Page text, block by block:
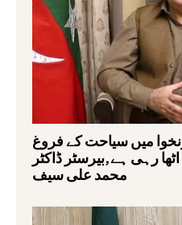
میں سیاحت کے فروغ
رہی ہے,بیرسٹر ڈاکٹر
محمد علی سیف